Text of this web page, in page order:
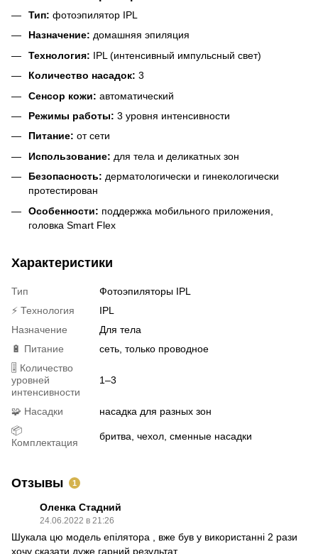
Тип: фотоэпилятор IPL
Назначение: домашняя эпиляция
Технология: IPL (интенсивный импульсный свет)
Количество насадок: 3
Сенсор кожи: автоматический
Режимы работы: 3 уровня интенсивности
Питание: от сети
Использование: для тела и деликатных зон
Безопасность: дерматологически и гинекологически
протестирован
Особенности: поддержка мобильного приложения,
головка Smart Flex
Характеристики
Тип
Фотоэпиляторы IPL
⚡ Технология
IPL
Назначение
Для тела
🔋 Питание
сеть, только проводное
🎚 Количество
уровней
интенсивности
1–3
🧩 Насадки
насадка для разных зон
📦
Комплектация
бритва, чехол, сменные насадки
Отзывы 1
Оленка Стадний
24.06.2022 в 21:26
Шукала цю модель епілятора , вже був у використанні 2 рази
хочу сказати дуже гарний результат